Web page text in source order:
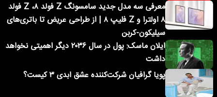
معرفی سه مدل جدید سامسونگ Z فولد ۸، Z فولد
۸ اولترا و Z فلیپ ۸ | از طراحی عریض تا باتری‌های
سیلیکون-کربن
ایلان ماسک: پول در سال ۲۰۳۶ دیگر اهمیتی نخواهد
داشت
پویا گرافیان شرکت‌کننده عشق ابدی ۳ کیست؟